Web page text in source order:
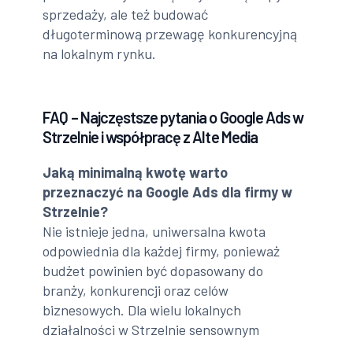
sprzedaży, ale też budować
długoterminową przewagę konkurencyjną
na lokalnym rynku.
FAQ – Najczęstsze pytania o Google Ads w
Strzelnie i współpracę z Alte Media
Jaką minimalną kwotę warto
przeznaczyć na Google Ads dla firmy w
Strzelnie?
Nie istnieje jedna, uniwersalna kwota
odpowiednia dla każdej firmy, ponieważ
budżet powinien być dopasowany do
branży, konkurencji oraz celów
biznesowych. Dla wielu lokalnych
działalności w Strzelnie sensownym